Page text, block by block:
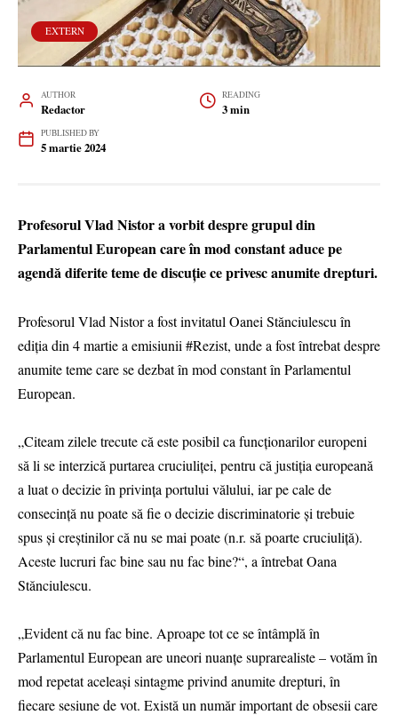
EXTERN
AUTHOR
Redactor
READING
3 min
PUBLISHED BY
5 martie 2024
Profesorul Vlad Nistor a vorbit despre grupul din
Parlamentul European care în mod constant aduce pe
agendă diferite teme de discuție ce privesc anumite drepturi.
Profesorul Vlad Nistor a fost invitatul Oanei Stănciulescu în
ediția din 4 martie a emisiunii #Rezist, unde a fost întrebat despre
anumite teme care se dezbat în mod constant în Parlamentul
European.
„Citeam zilele trecute că este posibil ca funcționarilor europeni
să li se interzică purtarea cruciuliței, pentru că justiția europeană
a luat o decizie în privința portului vălului, iar pe cale de
consecință nu poate să fie o decizie discriminatorie și trebuie
spus și creștinilor că nu se mai poate (n.r. să poarte cruciuliță).
Aceste lucruri fac bine sau nu fac bine?“, a întrebat Oana
Stănciulescu.
„Evident că nu fac bine. Aproape tot ce se întâmplă în
Parlamentul European are uneori nuanțe suprarealiste – votăm în
mod repetat aceleași sintagme privind anumite drepturi, în
fiecare sesiune de vot. Există un număr important de obsesii care